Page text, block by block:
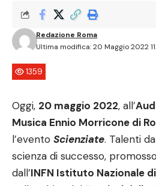
Ultima modifica: 20 Maggio 2022
Redazione Roma
1359
Oggi, 20 maggio 2022, all’
Musica Ennio Morricone di
l’evento Scienziate. Talenti
scienza di successo,
dall’INFN Istituto Nazionale